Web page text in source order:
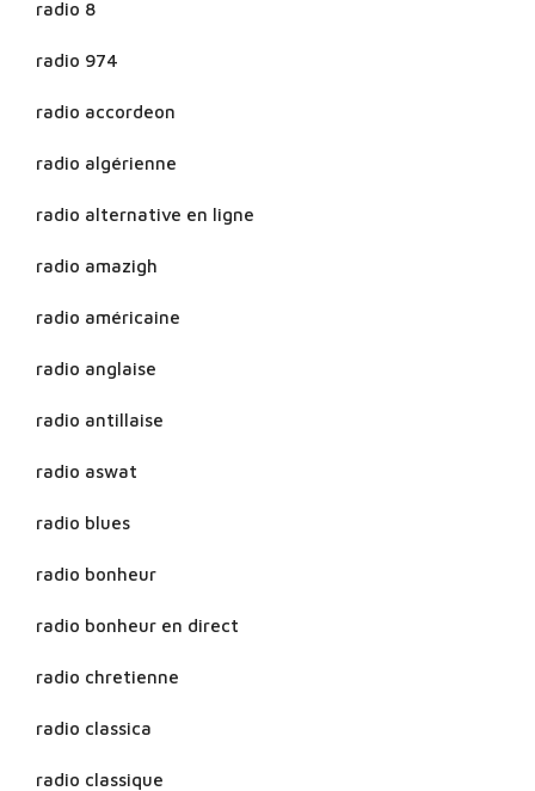
radio 8
radio 974
radio accordeon
radio algérienne
radio alternative en ligne
radio amazigh
radio américaine
radio anglaise
radio antillaise
radio aswat
radio blues
radio bonheur
radio bonheur en direct
radio chretienne
radio classica
radio classique